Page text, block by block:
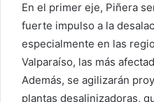
En el primer eje, Piñera
fuerte impulso a la
especialmente en las
Valparaíso, las más
Además, se agilizarán
plantas desalinizadoras,